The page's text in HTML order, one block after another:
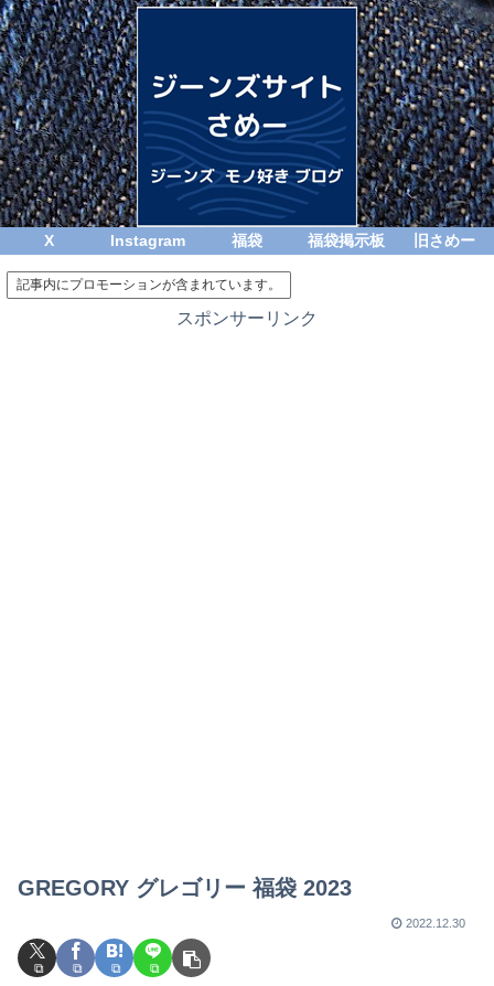
X Instagram 福袋 福袋掲示板 旧さめー
記事内にプロモーションが含まれています。
スポンサーリンク
GREGORY グレゴリー 福袋 2023
2022.12.30